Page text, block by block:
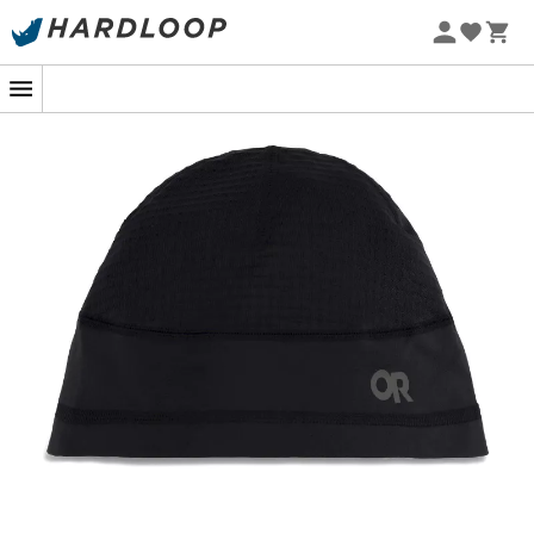
Promos d'été 🔥 -5 % EXTRA dès 2 produits* code Summer5
-5% Extra - Code Summer5